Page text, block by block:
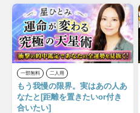
一部無料 二人用
もう我慢の限界。実はあの人あ
なたと[距離を置きたいor付き
合いたい]